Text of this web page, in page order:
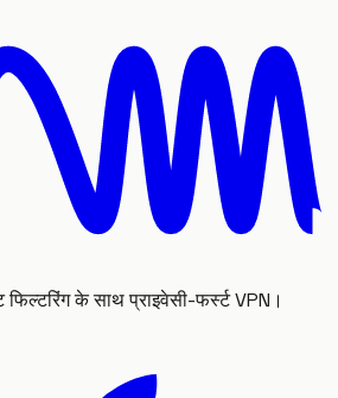
के साथ प्राइवेसी-फर्स्ट VPN।